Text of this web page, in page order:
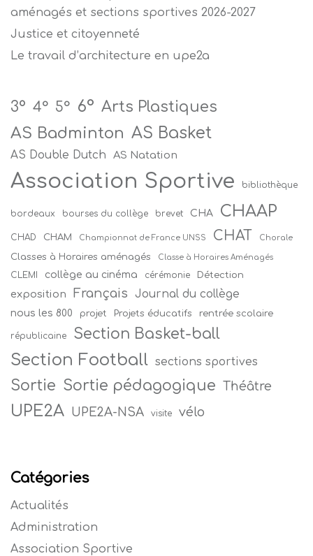
aménagés et sections sportives 2026-2027
Justice et citoyenneté
Le travail d’architecture en upe2a
3° 4° 5° 6° Arts Plastiques
AS Badminton AS Basket
AS Double Dutch AS Natation
Association Sportive bibliothèque
bordeaux bourses du collège brevet CHA CHAAP
CHAD CHAM Championnat de France UNSS CHAT Chorale
Classes à Horaires aménagés Classe à Horaires Aménagés
CLEMI collège au cinéma cérémonie Détection
exposition Français Journal du collège
nous les 800 projet Projets éducatifs rentrée scolaire
républicaine Section Basket-ball
Section Football sections sportives
Sortie Sortie pédagogique Théâtre
UPE2A UPE2A-NSA visite vélo
Catégories
Actualités
Administration
Association Sportive